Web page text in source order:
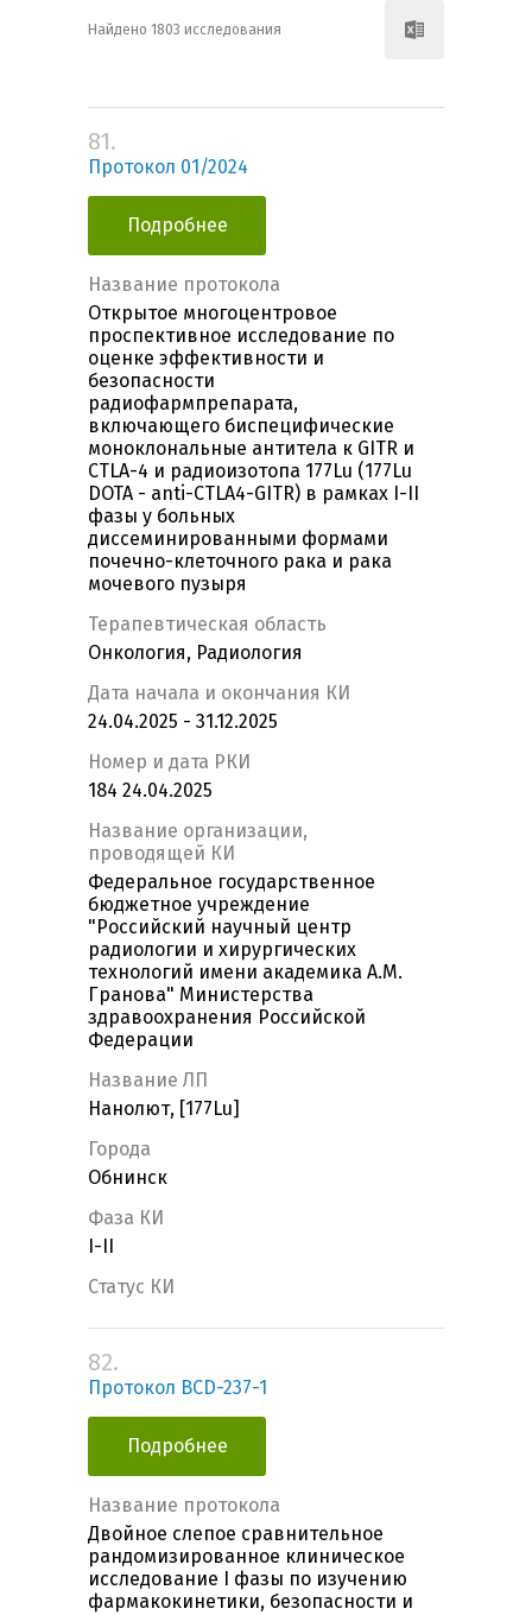
Найдено 1803 исследования
81.
Протокол 01/2024
Подробнее
Название протокола
Открытое многоцентровое
проспективное исследование по
оценке эффективности и
безопасности
радиофармпрепарата,
включающего биспецифические
моноклональные антитела к GITR и
CTLA-4 и радиоизотопа 177Lu (177Lu
DOTA - anti-CTLA4-GITR) в рамках I-II
фазы у больных
диссеминированными формами
почечно-клеточного рака и рака
мочевого пузыря
Терапевтическая область
Онкология, Радиология
Дата начала и окончания КИ
24.04.2025 - 31.12.2025
Номер и дата РКИ
184 24.04.2025
Название организации,
проводящей КИ
Федеральное государственное
бюджетное учреждение
"Российский научный центр
радиологии и хирургических
технологий имени академика А.М.
Гранова" Министерства
здравоохранения Российской
Федерации
Название ЛП
Нанолют, [177Lu]
Города
Обнинск
Фаза КИ
I-II
Статус КИ
82.
Протокол BCD-237-1
Подробнее
Название протокола
Двойное слепое сравнительное
рандомизированное клиническое
исследование I фазы по изучению
фармакокинетики, безопасности и